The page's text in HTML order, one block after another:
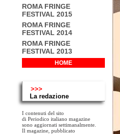
ROMA FRINGE
FESTIVAL 2015
ROMA FRINGE
FESTIVAL 2014
ROMA FRINGE
FESTIVAL 2013
HOME
>>>
La redazione
I contenuti del sito
di Periodico italiano magazine
sono aggiornati settimanalmente.
Il magazine, pubblicato